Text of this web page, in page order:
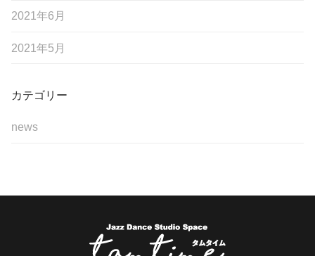
2021年6月
2021年5月
カテゴリー
news